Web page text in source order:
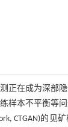
正在成为深部
样本不平衡等
CTGAN)的见